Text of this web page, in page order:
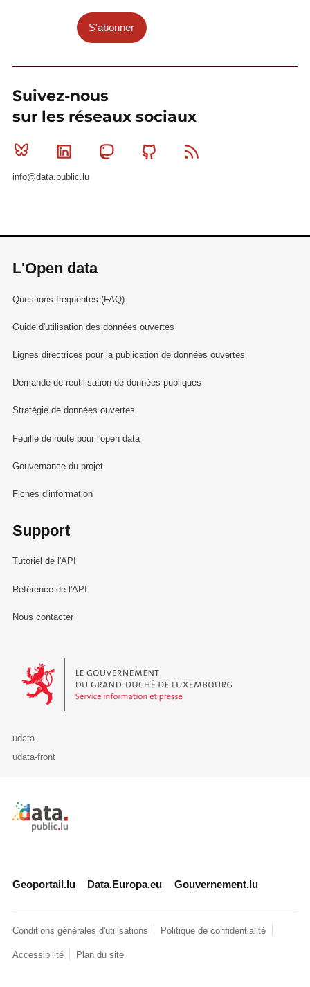
S'abonner
Suivez-nous
sur les réseaux sociaux
Bluesky Linkedin MastodonGithub
info@data.public.lu
L'Open data
Questions fréquentes (FAQ)
Guide d'utilisation des données ouvertes
Lignes directrices pour la publication de données ouvertes
Demande de réutilisation de données publiques
Stratégie de données ouvertes
Feuille de route pour l'open data
Gouvernance du projet
Fiches d'information
Support
Tutoriel de l'API
Référence de l'API
Nous contacter
Le Gouvernement du Grand-Duché de Luxembourg - Service
udata
udata-front
Retour à l'accueil de data.public.lu
Geoportail.lu Data.Europa.eu Gouvernement.lu
Conditions générales d'utilisations Politique de confidentialité
Accessibilité Plan du site